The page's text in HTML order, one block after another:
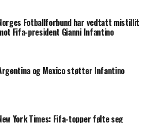
Fotballforbund har vedtatt mistillit
Fifa-president Gianni Infantino
og Mexico støtter Infantino
York Times: Fifa-topper følte seg